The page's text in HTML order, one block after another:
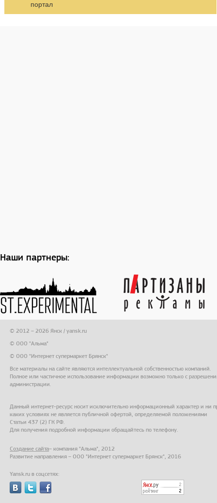
портал
Наши партнеры:
© 2012 – 2026 Янск / yansk.ru
© ООО "Альма"
© ООО "Интернет супермаркет Брянск"
Все материалы на сайте являются интеллектуальной собственностью компаний.
Полное или частичное использование информации возможно только с
администрации.
Данный интернет-ресурс носит исключительно информационный характер и ни
каких условиях не является публичной офертой, определяемой положениями
Статьи 437 (2) ГК РФ.
Для получения подробной информации обращайтесь по телефону.
Создание сайта– компания "Альма", 2012
Развитие направления – ООО "Интернет супермаркет Брянск", 2016
Yansk.ru в соцсетях: